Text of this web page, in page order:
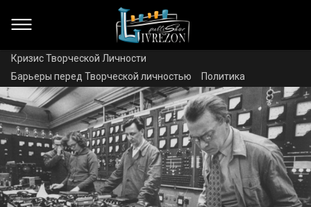
Кризис Творческой Личности
Барьеры перед Творческой личностью
Политика